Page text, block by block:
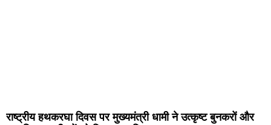
राष्ट्रीय हथकरघा दिवस पर मुख्यमंत्री धामी ने उत्कृष्ट बुनकरों और